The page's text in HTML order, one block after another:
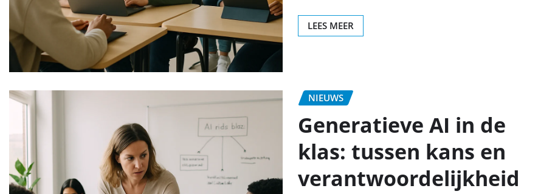
LEES MEER
NIEUWS
Generatieve AI in de
klas: tussen kans en
verantwoordelijkheid